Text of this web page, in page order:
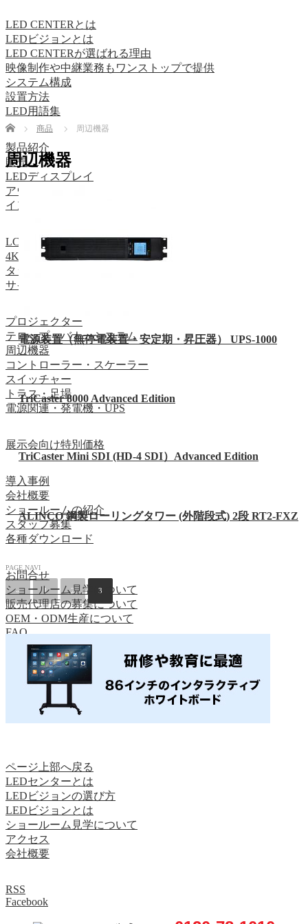
LED CENTERとは
LEDビジョンとは
LED CENTERが選ばれる理由
映像制作や中継業務もワンストップで提供
システム構成
設置方法
LED用語集
製品紹介
販売
LEDディスプレイ
アウトドア 屋外 LEDディスプレイ
インドア 屋内 LEDディスプレイ
LCDディスプレイ
4K UHDディスプレイ
タッチディスプレイ
サイネージ
プロジェクター
テロップ・バナーシステム
周辺機器
コントローラー・スケーラー
スイッチャー
トラス・足場
電源関連・発電機・UPS
展示会向け特別価格
導入事例
会社概要
ショールームの紹介
スタッフ募集
各種ダウンロード
お問合せ
ショールーム見学について
販売代理店の募集について
OEM・ODM生産について
FAQ
スタッフブログ
English
Home 商品 周辺機器
周辺機器
電源装置（無停電装置・安定期・昇圧器） UPS-1000
TriCaster 8000 Advanced Edition
TriCaster Mini SDI (HD-4 SDI）Advanced Edition
ALINCO 鋼製ローリングタワー (外階段式) 2段 RT2-FXZ
PAGE NAVI
« 1 2 3
ページ上部へ戻る
LEDセンターとは
LEDビジョンの選び方
LEDビジョンとは
ショールーム見学について
アクセス
会社概要
RSS
Facebook